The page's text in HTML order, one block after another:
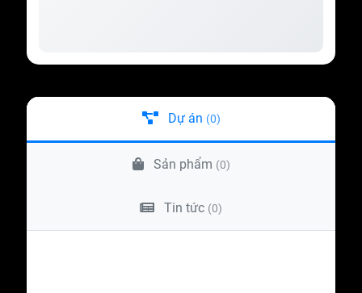
Dự án (0)
Sản phẩm (0)
Tin tức (0)